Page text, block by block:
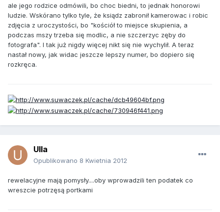
ale jego rodzice odmówili, bo choc biedni, to jednak honorowi
ludzie. Wskórano tylko tyle, że ksiądz zabronił kamerowac i robic
zdjęcia z uroczystości, bo "kościół to miejsce skupienia, a
podczas mszy trzeba się modlic, a nie szczerzyc zęby do
fotografa". I tak już nigdy więcej nikt się nie wychylił. A teraz
nastał nowy, jak widac jeszcze lepszy numer, bo dopiero się
rozkręca.
Ulla
Opublikowano 8 Kwietnia 2012
rewelacyjne mają pomysły....oby wprowadzili ten podatek co
wreszcie potrzęsą portkami